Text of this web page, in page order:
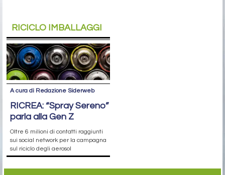
RICICLO IMBALLAGGI
A cura di Redazione Siderweb
RICREA: “Spray Sereno”
parla alla Gen Z
Oltre 6 milioni di contatti raggiunti
sui social network per la campagna
sul riciclo degli aerosol